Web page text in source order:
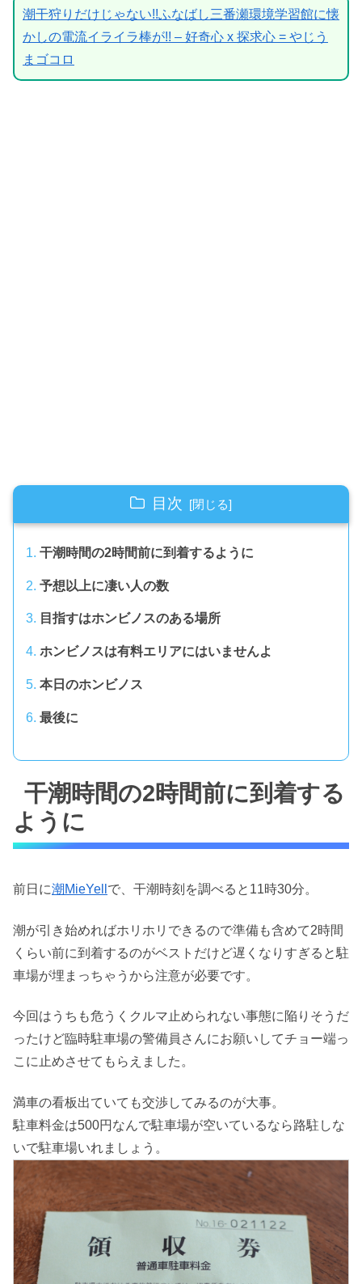
潮干狩りだけじゃない!!ふなばし三番瀬環境学習館に懐
かしの電流イライラ棒が!! – 好奇心 x 探求心 = やじう
まゴコロ
目次
干潮時間の2時間前に到着するように
予想以上に凄い人の数
目指すはホンビノスのある場所
ホンビノスは有料エリアにはいませんよ
本日のホンビノス
最後に
干潮時間の2時間前に到着する
ように
前日に潮MieYell で、干潮時刻を調べると11時30分。
潮が引き始めればホリホリできるので準備も含めて2時間
くらい前に到着するのがベストだけど遅くなりすぎると駐
車場が埋まっちゃうから注意が必要です。
今回はうちも危うくクルマ止められない事態に陥りそうだ
ったけど臨時駐車場の警備員さんにお願いしてチョー端っ
こに止めさせてもらえました。
満車の看板出ていても交渉してみるのが大事。
駐車料金は500円なんで駐車場が空いているなら路駐しな
いで駐車場いれましょう。